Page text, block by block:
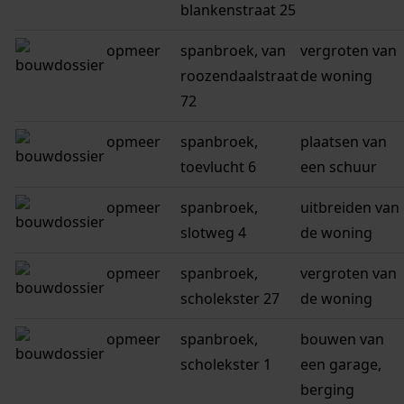
blankenstraat 25
opmeer
spanbroek, van
roozendaalstraat
72
vergroten van
de woning
opmeer
spanbroek,
toevlucht 6
plaatsen van
een schuur
opmeer
spanbroek,
slotweg 4
uitbreiden van
de woning
opmeer
spanbroek,
scholekster 27
vergroten van
de woning
opmeer
spanbroek,
scholekster 1
bouwen van
een garage,
berging